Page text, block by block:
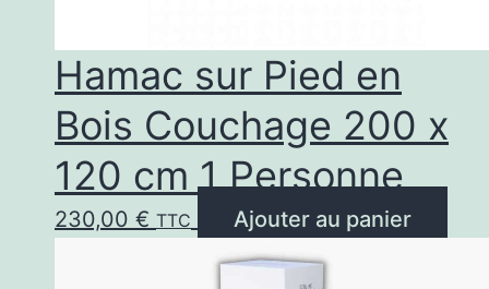
Hamac sur Pied en
Bois Couchage 200 x
120 cm 1 Personne
230,00 € TTC Ajouter au panier